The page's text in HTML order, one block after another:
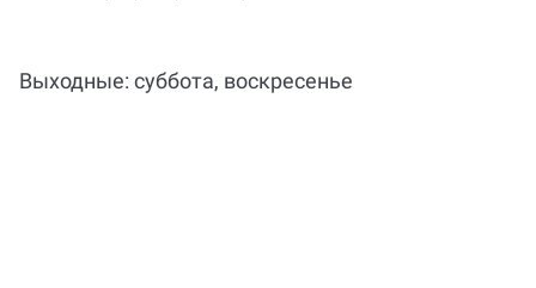
Выходные: суббота, воскресенье